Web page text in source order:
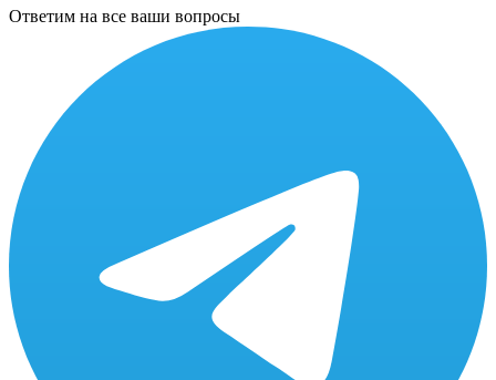
Ответим на все ваши вопросы